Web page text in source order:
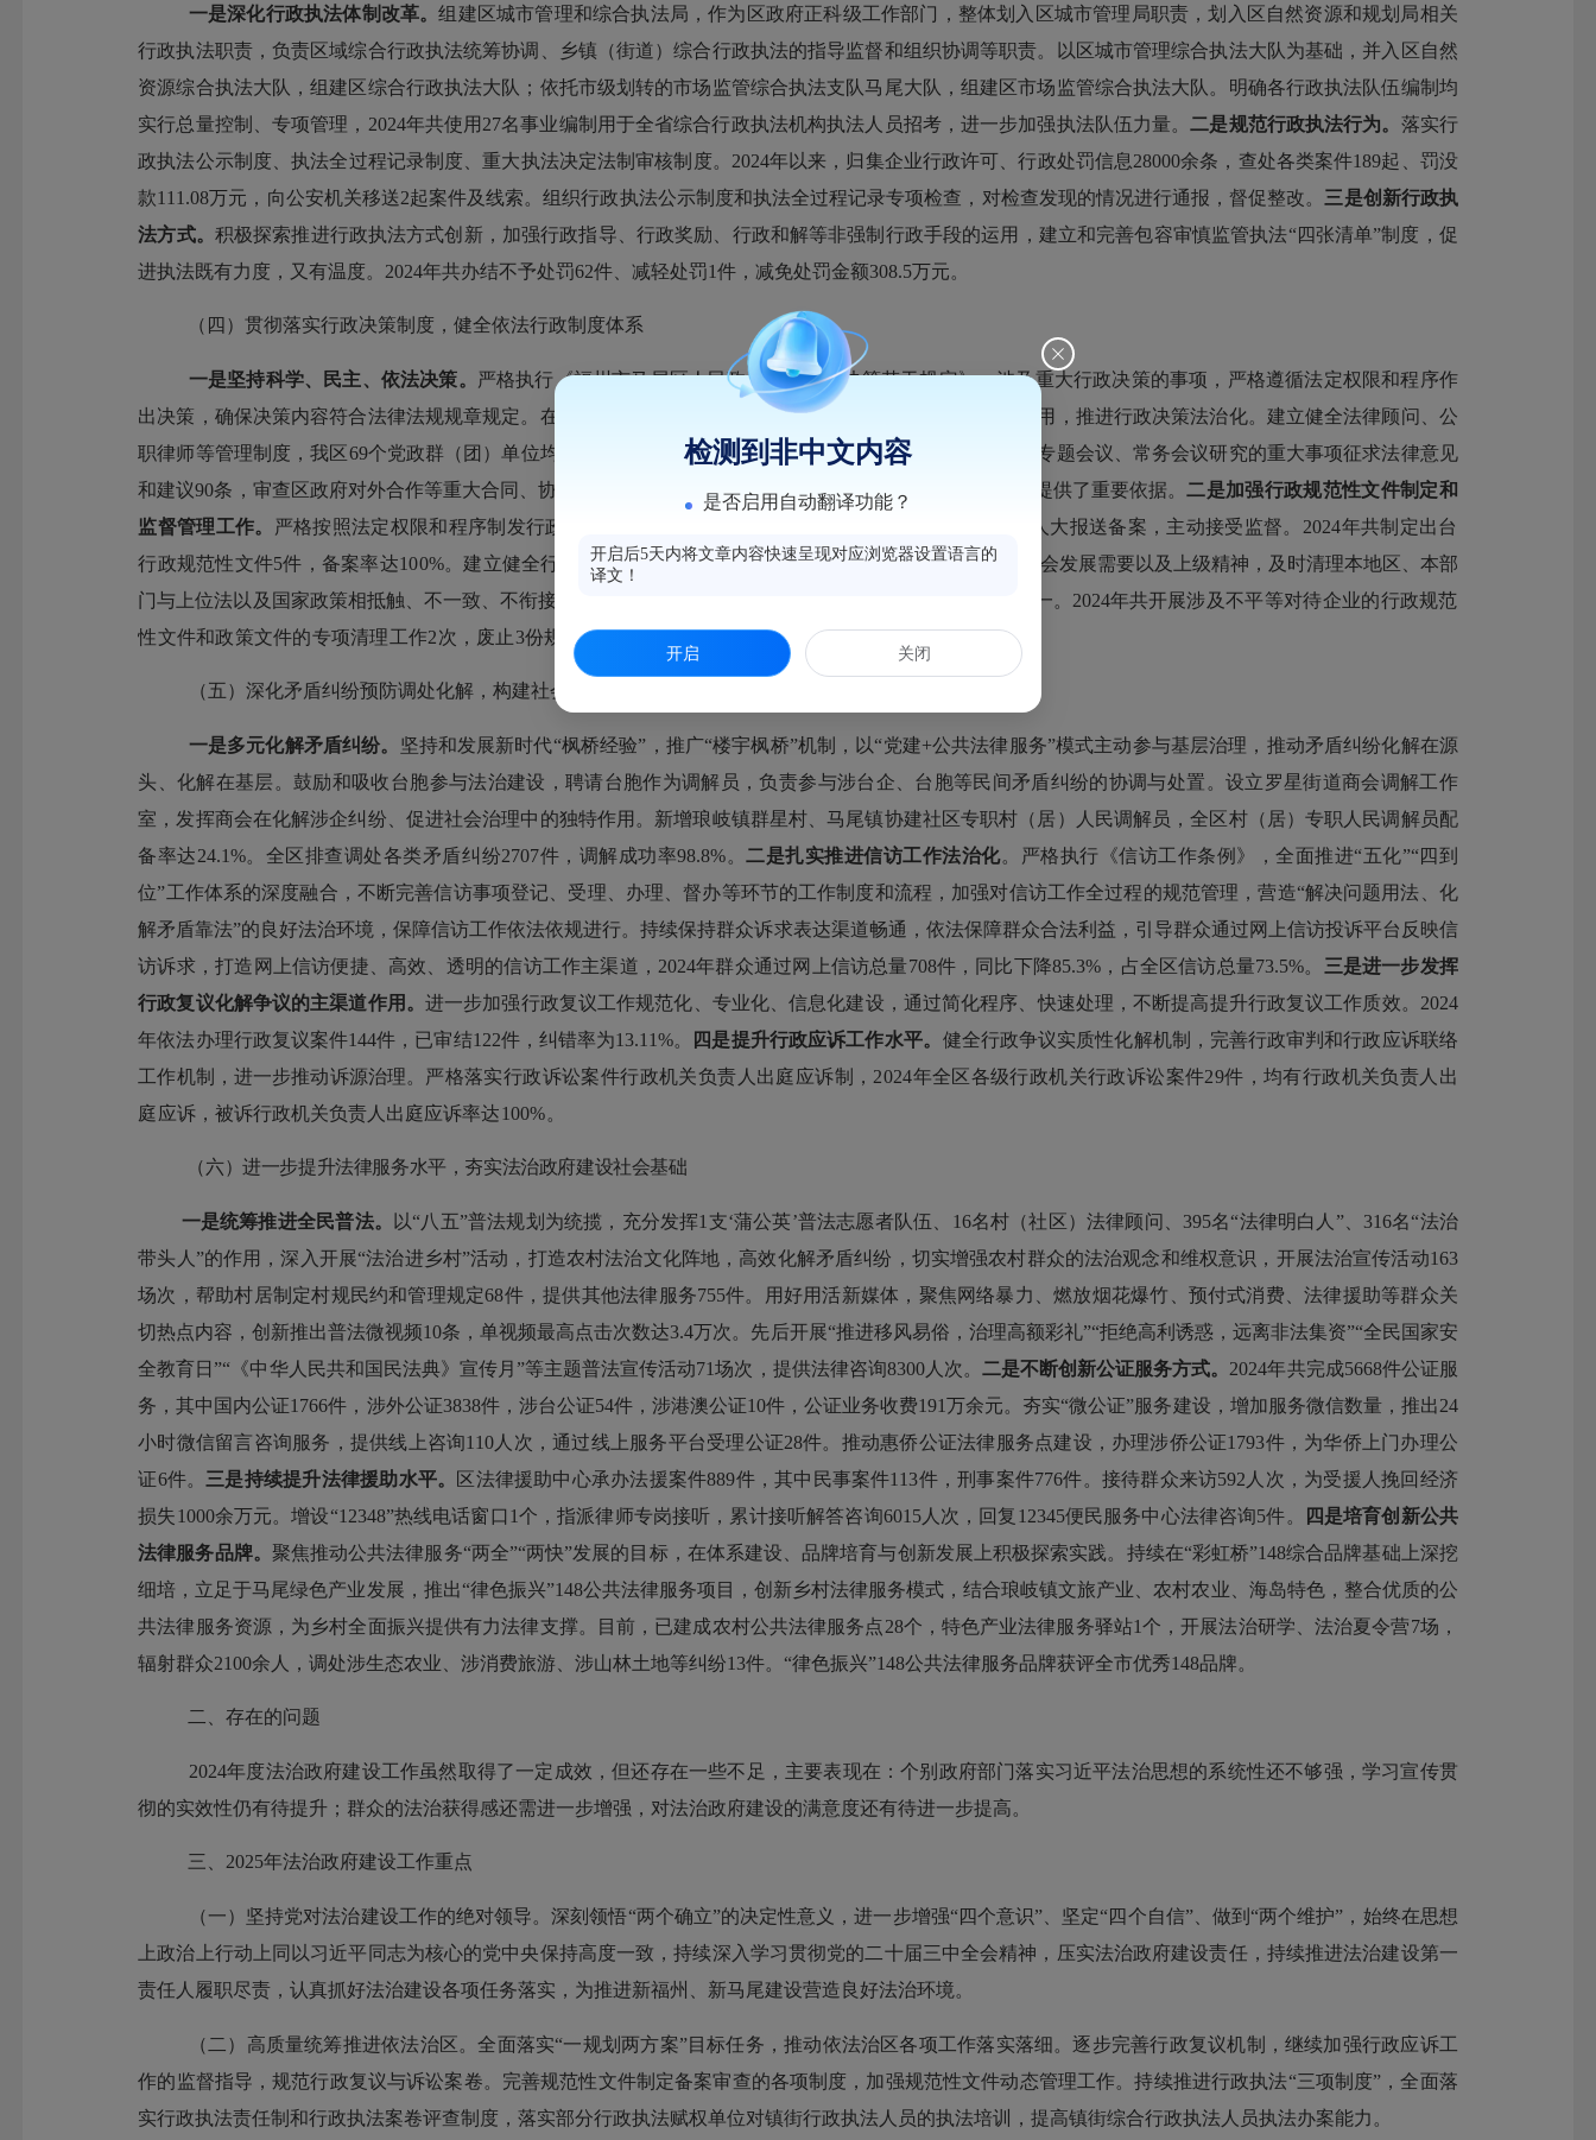
一是深化行政执法体制改革。组建区城市管理和综合执法局，作为区政府正科级工作部门，整体划入区城市管理局职责，划入区自然资源和规划局相关
行政执法职责，负责区域综合行政执法统筹协调、乡镇（街道）综合行政执法的指导监督和组织协调等职责。以区城市管理综合执法大队为基础，并入区自然
资源综合执法大队，组建区综合行政执法大队；依托市级划转的市场监管综合执法支队马尾大队，组建区市场监管综合执法大队。明确各行政执法队伍编制均
实行总量控制、专项管理， 2024年共使用 27名事业编制用于全省综合行政执法机构执法人员招考，进一步加强执法队伍力量。二是规范行政执法行为。 落实行
政执法公示制度、执法全过程记录制度、重大执法决定法制审核制度。 2024年以来，归集企业行政许可、行政处罚信息28000余条，查处各类案件189起、罚没
款111.08万元，向公安机关移送2起案件及线索。组织行政执法公示制度和执法全过程记录专项检查，对检查发现的情况进行通报，督促整改。 三是创新行政执
法方式。 积极探索推进行政执法方式创新，加强行政指导、行政奖励、行政和解等非强制行政手段的运用，建立和完善包容审慎监管执法“四张清单”制度 ，促
进执法既有力度，又有温度。 2024年共办结不予处罚62件、减轻处罚1件，减免处罚金额308.5万元。
（四）贯彻落实行政决策制度，健全依法行政制度体系
一是坚持科学、民主、依法决策。
严格执行《福州市马尾区人民政府重大行政决策若干规定》，涉及重大行政决策的事项，严格遵循法定权限和程序作
出决策，确保决策内容符合法律法规规章规定。在决策的过程中，充分发挥党政机关法律顾问、公职律师作用，推进行政决策法治化。建立健全法律顾问、公
职律师等管理制度，我区69个党政群（团）单位均聘请法律顾问，实现法律顾问全覆盖。2024 区政府专题会议、常务会议研究的重大事项征求法律意见
和建议90条 ， 审查区政府对外合作等重大合同、协议 份，审查区政府常务会议议题107 件，为政府依法决策提供了重要依据。二是加强行政规范性文件制定和
监督管理工作。
严格按照法定权限和程序制发行政规范性文件，并及时按照法定程序和时限向市政府、区人大报送备案，主动接受监督。 2024年共制定出台
行政规范性文件5件，备案率达100%。建立健全行政规范性文件动态清理工作机制，根据深化改革和经济社会发展需要以及上级精神， 及时清理本地区、本部
门与上位法以及国家政策相抵触、不一致、不衔接或不配套的行政规范性文件，维护国家法制统一、政令统一。 2024年共开展涉及不平等对待企业的行政规范
性文件和政策文件的专项清理工作2次，废止 3份规范性文件。
（五） 深化矛盾纠纷预防调处化解，构建社会治理新格局
一是多元化解矛盾纠纷。 坚持和发展新时代“枫桥经验” ，推广“楼宇枫桥”机制，以“党建+公共法律服务”模式主动参与基层治理，推动矛盾纠纷化解在源
头、化解在基层。鼓励和吸收台胞参与法治建设， 聘请台胞作为调解员，负责参与涉台企、台胞等民间矛盾纠纷的协调与处置。设立罗星街道商会调解工作
室，发挥商会在化解涉企纠纷、促进社会治理中的独特作用。新增琅岐镇群星村、马尾镇协建社区专职村（居）人民调解员，全区村（居）专职人民调解员配
备率达24.1%。全区排查调处各类矛盾纠纷2707件，调解成功率98.8%。二是扎实推进信访工作法治化。 严格执行《信访工作条例》，全面推进“五化”“四到
位”工作体系的深度融合，不断完善信访事项登记、受理、办理、督办等环节的工作制度和流程，加强对信访工作全过程的规范管理，营造“解决问题用法、化
解矛盾靠法”的良好法治环境，保障信访工作依法依规进行。持续保持群众诉求表达渠道畅通，依法保障群众合法利益，引导群众通过网上信访投诉平台反映信
访诉求，打造网上信访便捷、高效、透明的信访工作主渠道， 2024年群众通过网上信访总量708件，同比下降85.3% ，占全区信访总量73.5%。 三是进一步发挥
行政复议化解争议的主渠道作用。 进一步加强行政复议工作规范化、专业化、信息化建设 ，通过简化程序、快速处理，不断提高提升行政复议工作质效。 2024
年依法办理行政复议案件144件，已审结122件，纠错率为13.11%。 四是提升行政应诉工作水平。 健全行政争议实质性化解机制， 完善行政审判和行政应诉联络
工作机制，进一步推动诉源治理。 严格落实行政诉讼案件行政机关负责人出庭应诉制， 2024年全区各级行政机关行政诉讼案件29件，均有行政机关负责人出
庭应诉，被诉行政机关负责人出庭应诉率达100%。
（六）进一步提升法律服务水平，夯实法治政府建设社会基础
一是统筹推进全民普法。 以“八五”普法规划为统揽，充分发挥1 支‘蒲公英’普法志愿者队伍、 16名村（社区）法律顾问、 395名“法律明白人 ”、 316名“法治
带头人 ”的作用，深入开展“法治进乡村”活动，打造农村法治文化阵地，高效化解矛盾纠纷，切实增强农村群众的法治观念和维权意识，开展法治宣传活动163
场次，帮助村居制定村规民约和管理规定68件，提供其他法律服务755件。用好用活新媒体，聚焦网络暴力、燃放烟花爆竹、预付式消费、法律援助等群众关
切热点内容，创新推出普法微视频10条，单视频最高点击次数达3.4万次。先后开展“推进移风易俗，治理高额彩礼”“拒绝高利诱惑，远离非法集资”“全民国家安
全教育日 ”“ 《中华人民共和国民法典》宣传月 ”等主题普法宣传活动71场次，提供法律咨询8300人次。 二是不断创新公证服务方式。 2024年共完成5668件公证服
务，其中国内公证1766件，涉外公证3838件，涉台公证54件，涉港澳公证10件，公证业务收费191万余元。夯实“微公证”服务建设，增加服务微信数量，推出24
小时微信留言咨询服务，提供线上咨询110 人次，通过线上服务平台受理公证28件。推动惠侨公证法律服务点建设，办理涉侨公证1793件，为华侨上门办理公
证6件。 三是持续提升法律援助水平。 区法律援助中心承办法援案件889件，其中民事案件113件，刑事案件776件。接待群众来访592 人次，为受援人挽回经济
损失1000余万元。增设“12348”热线电话窗口 1个，指派律师专岗接听，累计接听解答咨询6015人次，回复 12345便民服务中心法律咨询5件。
四是培育创新公共
法律服务品牌。 聚焦推动公共法律服务“两全”“两快”发展的目标，在体系建设、品牌培育与创新发展上积极探索实践。持续在“彩虹桥”148综合品牌基础上深挖
细培，立足于马尾绿色产业发展，推出“律色振兴”148公共法律服务项目，创新乡村法律服务模式，结合琅岐镇文旅产业、农村农业、海岛特色， 整合优质的公
共法律服务资源，为乡村全面振兴提供有力法律支撑。目前，已建成农村公共法律服务点28个，特色产业法律服务驿站1个，开展法治研学、法治夏令营7场，
辐射群众2100余人，调处涉生态农业、涉消费旅游、涉山林土地等纠纷13件。 “律色振兴”148公共法律服务品牌获评全市优秀148品牌。
二、存在的问题
2024年度法治政府建设工作虽然取得了一定成效，但还存在一些不足，主要表现在：个别政府部门落实习近平法治思想的系统性还不够强，学习宣传贯
彻的实效性仍有待提升；群众的法治获得感还需进一步增强，对法治政府建设的满意度还有待进一步提高。
三、2025年法治政府建设工作重点
（一）坚持党对法治建设工作的绝对领导。深刻领悟“两个确立”的决定性意义，进一步增强“四个意识” 、坚定“四个自信”、做到 “两个维护” ，始终在思想
上政治上行动上同以习近平同志为核心的党中央保持高度一致，持续深入学习贯彻党的二十届三中全会精神，压实法治政府建设责任，持续推进法治建设第一
责任人履职尽责，认真抓好法治建设各项任务落实，为推进新福州、新马尾建设营造良好法治环境。
（二）高质量统筹推进依法治区。全面落实“一规划两方案”目标任务，推动依法治区各项工作落实落细。逐步完善行政复议机制，继续加强行政应诉工
作的监督指导，规范行政复议与诉讼案卷。完善规范性文件制定备案审查的各项制度，加强规范性文件动态管理工作。持续推进行政执法“三项制度” ，全面落
实行政执法责任制和行政执法案卷评查制度，落实部分行政执法赋权单位对镇街行政执法人员的执法培训，提高镇街综合行政执法人员执法办案能力。
检测到非中文内容
是否启用自动翻译功能？
开启后5天内将文章内容快速呈现对应浏览器设置语言的
译文！
开启 关闭